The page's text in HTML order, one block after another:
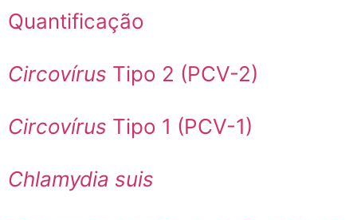
Quantificação
Circovírus Tipo 2 (PCV-2)
Circovírus Tipo 1 (PCV-1)
Chlamydia suis